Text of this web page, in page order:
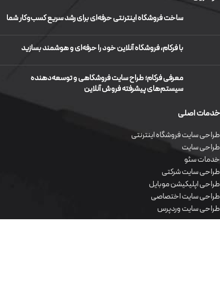
ساخت فروشگاه اینترنتی حرفه‌ای برای رشد سریع کسب‌وکار شما
با فرکام، فروشگاه آنلاین خود را حرفه‌ای و هوشمند بسازید
معرفی فرکام؛ طراح سایت فروشگاهی و توسعه‌دهنده
سیستم‌های پیشرفته فروش آنلاین
خدمات اصلی
طراحی سایت فروشگاه اینترنتی
طراحی سایت
خدمات سئو
طراحی سایت شرکتی
طراحی اپلیکیشن موبایل
طراحی سایت اختصاصی
طراحی سایت وردپرس